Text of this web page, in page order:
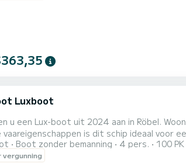
Luxboot
u een Lux-boot uit 2024 aan in Röbel.
is dit schip ideaal voor een reis van een week of
hutten is het schip geschikt voor maximaal 6 personen voor een
Boot zonder bemanning 4 pers. 100 PK
vergunning